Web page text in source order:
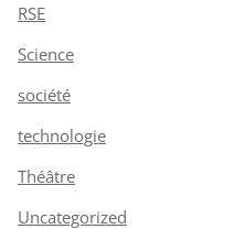
RSE
Science
société
technologie
Théâtre
Uncategorized